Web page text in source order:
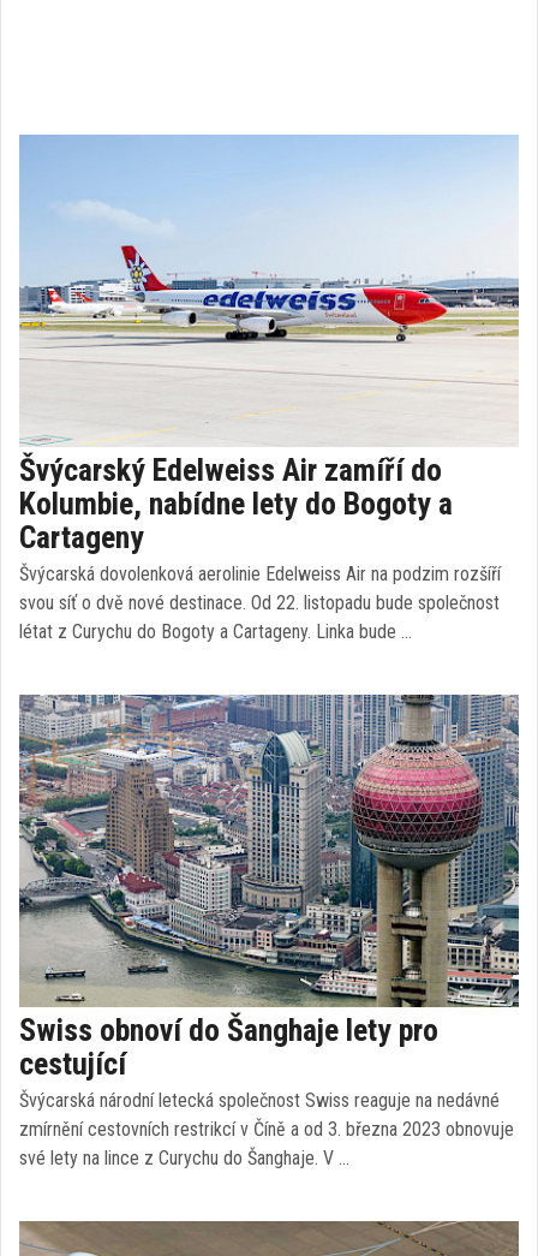
Švýcarský Edelweiss Air zamíří do
Kolumbie, nabídne lety do Bogoty a
Cartageny
Švýcarská dovolenková aerolinie Edelweiss Air na podzim rozšíří
svou síť o dvě nové destinace. Od 22. listopadu bude společnost
létat z Curychu do Bogoty a Cartageny. Linka bude …
Swiss obnoví do Šanghaje lety pro
cestující
Švýcarská národní letecká společnost Swiss reaguje na nedávné
zmírnění cestovních restrikcí v Číně a od 3. března 2023 obnovuje
své lety na lince z Curychu do Šanghaje. V …